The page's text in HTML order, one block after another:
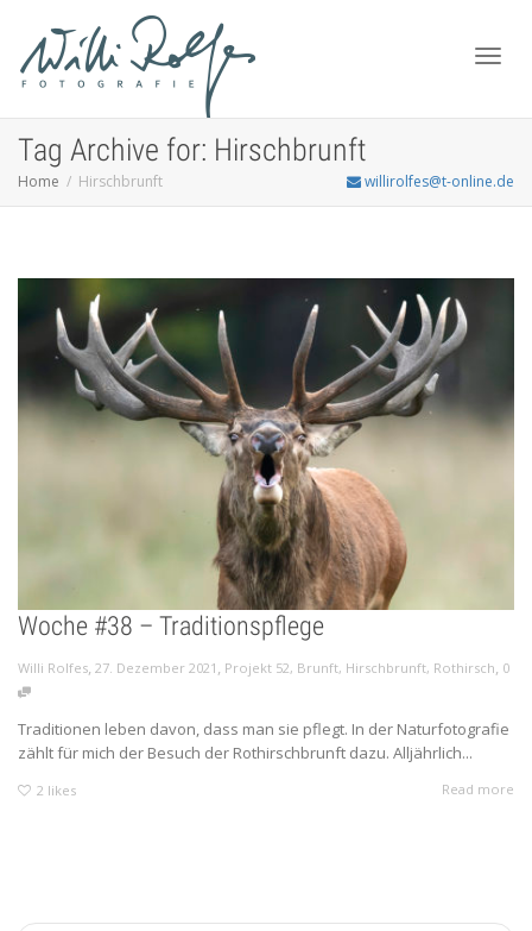
Tag Archive for: Hirschbrunft
Home Hirschbrunft willirolfes@t-online.de
Woche #38 – Traditionspflege
Willi Rolfes, 27. Dezember 2021 , Projekt 52, Brunft, Hirschbrunft, Rothirsch, 0
Traditionen leben davon, dass man sie pflegt. In der Naturfotografie
zählt für mich der Besuch der Rothirschbrunft dazu. Alljährlich...
2 likes Read more